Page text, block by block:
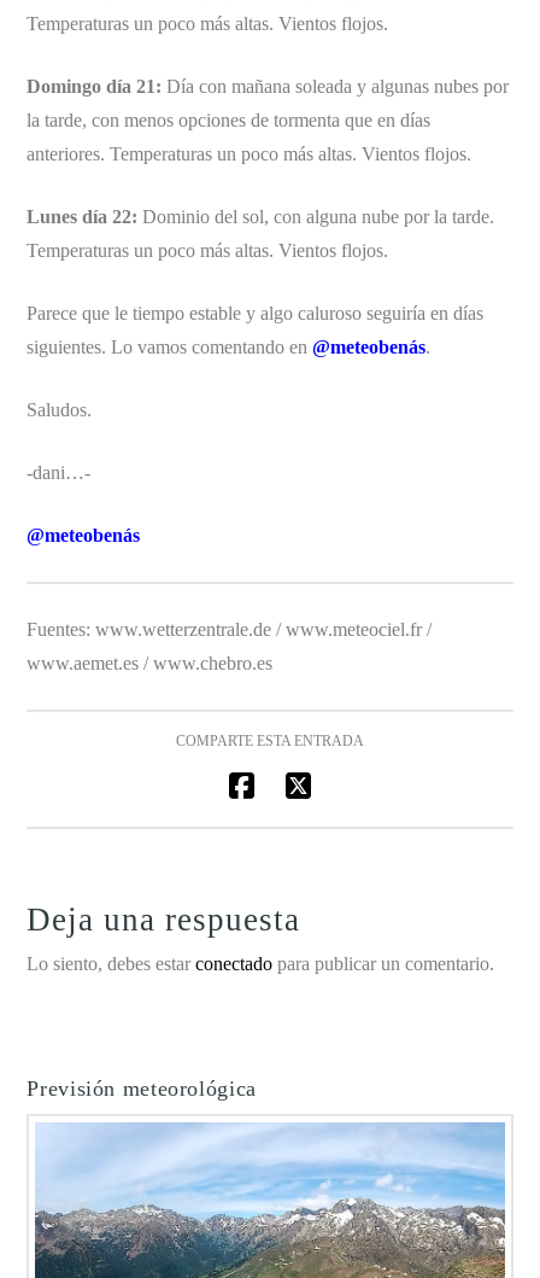
Temperaturas un poco más altas. Vientos flojos.
Domingo día 21: Día con mañana soleada y algunas nubes por
la tarde, con menos opciones de tormenta que en días
anteriores. Temperaturas un poco más altas. Vientos flojos.
Lunes día 22: Dominio del sol, con alguna nube por la tarde.
Temperaturas un poco más altas. Vientos flojos.
Parece que le tiempo estable y algo caluroso seguiría en días
siguientes. Lo vamos comentando en@meteobenás.
Saludos.
-dani…-
@meteobenás
Fuentes: www.wetterzentrale.de / www.meteociel.fr /
www.aemet.es / www.chebro.es
COMPARTE ESTA ENTRADA
Deja una respuesta
Lo siento, debes estarconectado para publicar un comentario.
Previsión meteorológica